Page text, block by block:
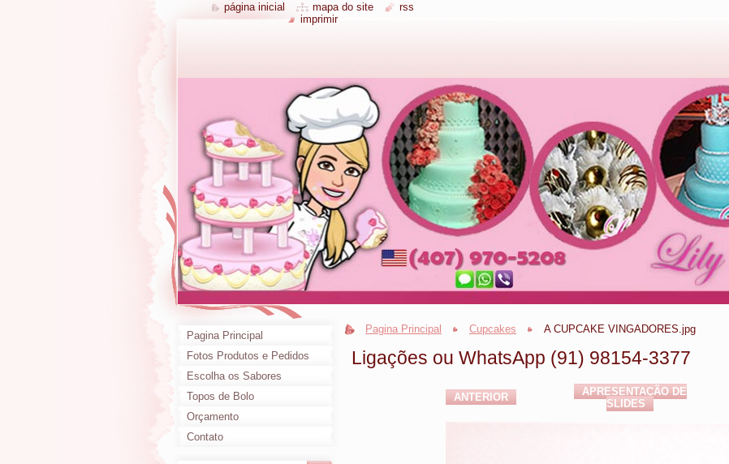
Pagina Principal Cupcakes A CUPCAKE VINGADORES.jpg
Ligações ou WhatsApp (91) 98154-3377
ANTERIOR
APRESENTAÇÃO DE
SLIDES
Pagina Principal
Fotos Produtos e Pedidos
Escolha os Sabores
Topos de Bolo
Orçamento
Contato
página inicial mapa do site
rss
imprimir